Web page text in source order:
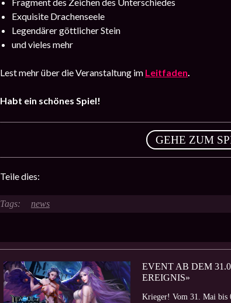
Exquisite Drachenseele
Legendärer göttlicher Stein
und vieles mehr
Lest mehr über die Veranstaltung im Leitfaden.
Habt ein schönes Spiel!
GEHE ZUM
Teile dies:
news
EVENT AB DEM
EREIGNIS»
Krieger! Vom 31. Mai bis